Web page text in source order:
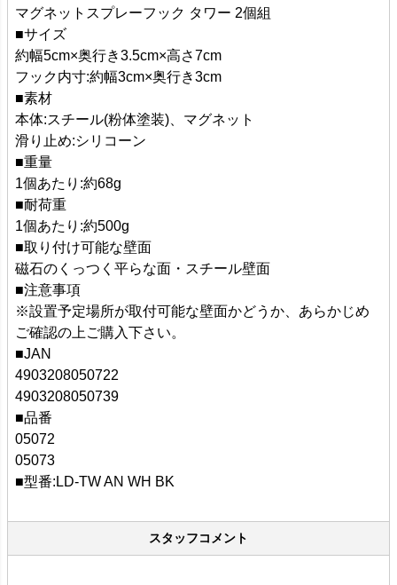
マグネットスプレーフック タワー 2個組
■サイズ
約幅5cm×奥行き3.5cm×高さ7cm
フック内寸:約幅3cm×奥行き3cm
■素材
本体:スチール(粉体塗装)、マグネット
滑り止め:シリコーン
■重量
1個あたり:約68g
■耐荷重
1個あたり:約500g
■取り付け可能な壁面
磁石のくっつく平らな面・スチール壁面
■注意事項
※設置予定場所が取付可能な壁面かどうか、あらかじめ
ご確認の上ご購入下さい。
■JAN
4903208050722
4903208050739
■品番
05072
05073
■型番:LD-TW AN WH BK
スタッフコメント